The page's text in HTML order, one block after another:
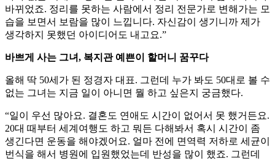
바뀌었죠. 정리를 못하는 사람에서 정리 전문가로 변해가는 모
습을 보면서 보람을 많이 느낍니다. 자신감이 생기니까 제가
생각하지 못했던 아이디어도 내고요.”
바쁘게 사는 그녀, 복지관 예쁜이 할머니 꿈꾸다
올해 딱 50세가 된 정경자 대표. 그런데 누가 봐도 50대로 볼 수
없는 그녀는 지금 일이 아니면 뭘 하고 싶은지 궁금했다.
“일이 우선 많아요. 결혼도 연애도 시간이 없어서 못 했거든요.
20대 때부터 세계여행도 하고 뭐든 다해봐서 혹시 시간이 좀
생긴다면 운동을 해야겠어요. 얼마 전에 면역력 저하로 세균이
번식을 해서 병원에 입원했었는데 반성을 많이 했죠. 그런데